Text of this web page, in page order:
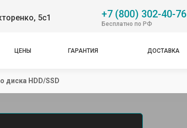
5с1 +7 (800) 302-40-76
Бесплатно по РФ
ЦЕНЫ ГАРАНТИЯ ДОСТАВКА
диска HDD/SSD